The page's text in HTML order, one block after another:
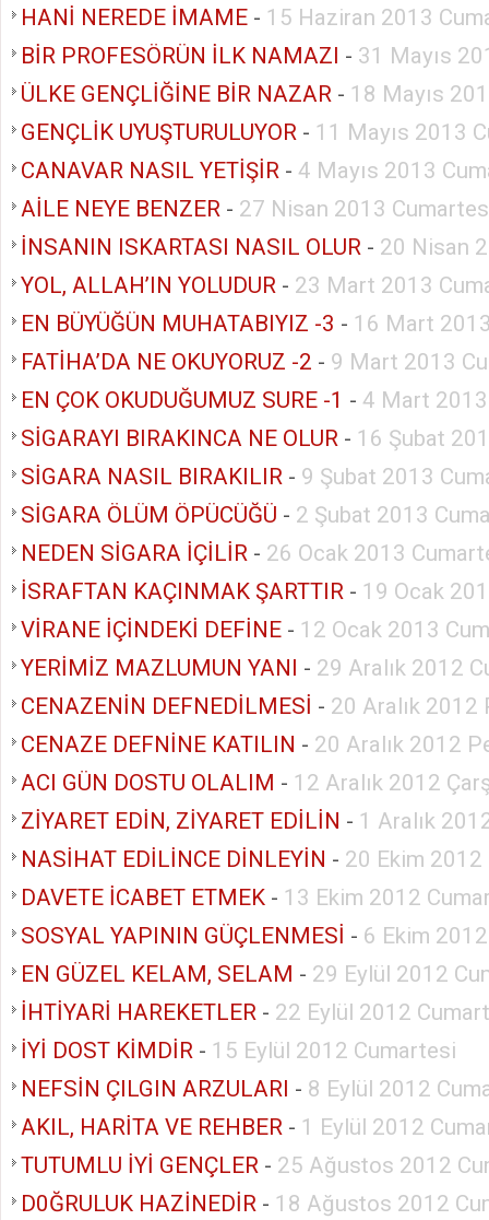
HANİ NEREDE İMAME - 15 Haziran 2013
BİR PROFESÖRÜN İLK NAMAZI - 31 Mayıs
ÜLKE GENÇLİĞİNE BİR NAZAR - 18 Mayıs
GENÇLİK UYUŞTURULUYOR - 11 Mayıs 2013
CANAVAR NASIL YETİŞİR - 4 Mayıs 2013
AİLE NEYE BENZER - 27 Nisan 2013
İNSANIN ISKARTASI NASIL OLUR - 20 Nisan
YOL, ALLAH’IN YOLUDUR - 23 Mart 2013
EN BÜYÜĞÜN MUHATABIYIZ -3 - 16 Mart
FATİHA’DA NE OKUYORUZ -2 - 9 Mart 2013
EN ÇOK OKUDUĞUMUZ SURE -1 - 4 Mart
SİGARAYI BIRAKINCA NE OLUR - 16 Şubat
SİGARA NASIL BIRAKILIR - 9 Şubat 2013
SİGARA ÖLÜM ÖPÜCÜĞÜ - 2 Şubat 2013
NEDEN SİGARA İÇİLİR - 26 Ocak 2013
İSRAFTAN KAÇINMAK ŞARTTIR - 19 Ocak
VİRANE İÇİNDEKİ DEFİNE - 12 Ocak 2013
YERİMİZ MAZLUMUN YANI - 29 Aralık 2012
CENAZENİN DEFNEDİLMESİ - 20 Aralık 2012
CENAZE DEFNİNE KATILIN - 20 Aralık 2012
ACI GÜN DOSTU OLALIM - 12 Aralık 2012
ZİYARET EDİN, ZİYARET EDİLİN - 1 Aralık
NASİHAT EDİLİNCE DİNLEYİN - 20 Ekim
DAVETE İCABET ETMEK - 13 Ekim 2012
SOSYAL YAPININ GÜÇLENMESİ - 6 Ekim
EN GÜZEL KELAM, SELAM - 29 Eylül 2012
İHTİYARİ HAREKETLER - 22 Eylül 2012
İYİ DOST KİMDİR - 15 Eylül 2012 Cumartesi
NEFSİN ÇILGIN ARZULARI - 8 Eylül 2012
AKIL, HARİTA VE REHBER - 1 Eylül 2012
TUTUMLU İYİ GENÇLER - 25 Ağustos 2012
D0ĞRULUK HAZİNEDİR - 18 Ağustos 2012